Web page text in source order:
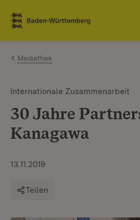
Zum Inhalt springen
Link zur Startseite
Mediathek
Internationale Zusammenarbeit
30 Jahre
Kanagawa
13.11.2019
Teilen